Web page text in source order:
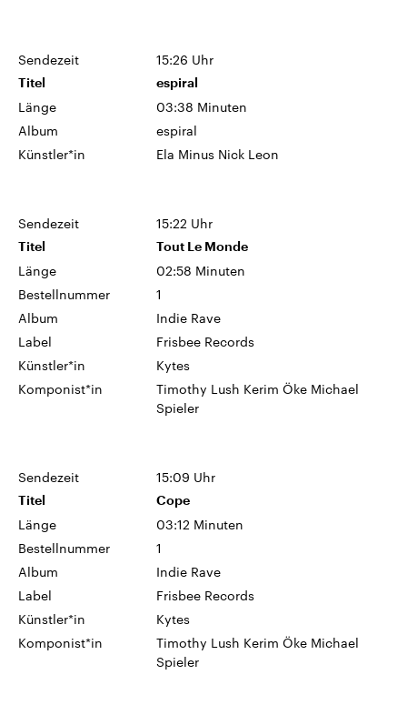
Sendezeit 15:26 Uhr
Titel espiral
Länge
03:38 Minuten
Album
espiral
Künstler*in
Ela Minus Nick Leon
Sendezeit 15:22 Uhr
Titel Tout Le Monde
Länge
02:58 Minuten
Bestellnummer
1
Album
Indie Rave
Label
Frisbee Records
Künstler*in
Kytes
Komponist*in
Timothy Lush Kerim Öke Michael
Spieler
Sendezeit 15:09 Uhr
Titel Cope
Länge
03:12 Minuten
Bestellnummer
1
Album
Indie Rave
Label
Frisbee Records
Künstler*in
Kytes
Komponist*in
Timothy Lush Kerim Öke Michael
Spieler